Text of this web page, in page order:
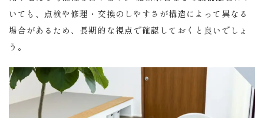
いても、点検や修理・交換のしやすさが構造によって異なる
場合があるため、長期的な視点で確認しておくと良いでしょ
う。